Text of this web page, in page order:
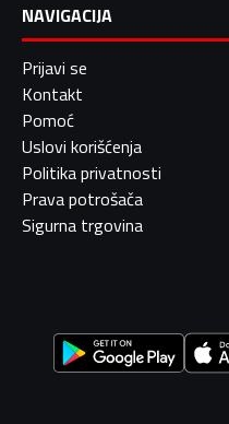
NAVIGACIJA
Prijavi se
Kontakt
Pomoć
Uslovi korišćenja
Politika privatnosti
Prava potrošača
Sigurna trgovina